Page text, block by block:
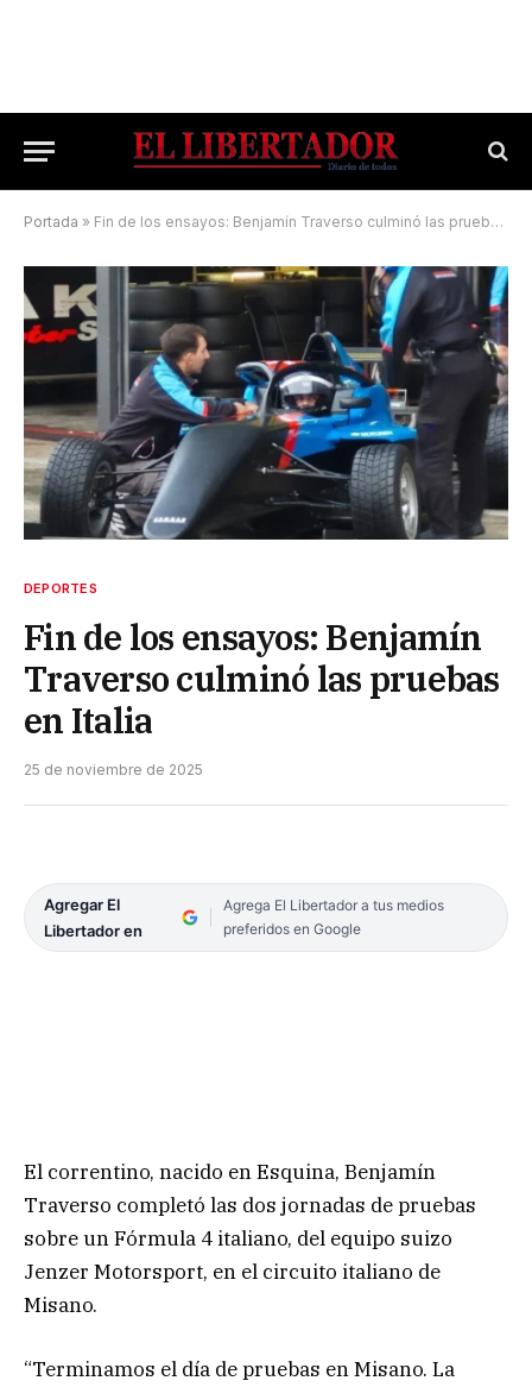
Portada » Fin de los ensayos: Benjamín Traverso culminó las pruebas en Italia
DEPORTES
Fin de los ensayos: Benjamín
Traverso culminó las pruebas
en Italia
25 de noviembre de 2025
Agregar El
Libertador en
Agrega El Libertador a tus medios
preferidos en Google
El correntino, nacido en Esquina, Benjamín
Traverso completó las dos jornadas de pruebas
sobre un Fórmula 4 italiano, del equipo suizo
Jenzer Motorsport, en el circuito italiano de
Misano.
“Terminamos el día de pruebas en Misano. La